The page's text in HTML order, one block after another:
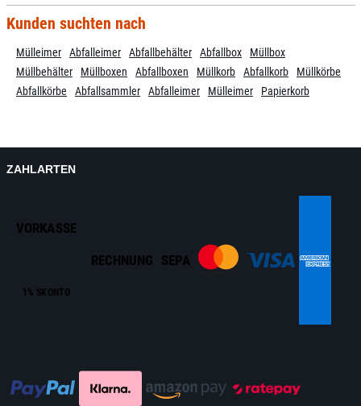
Kunden suchten nach
Mülleimer Abfalleimer Abfallbehälter Abfallbox
Müllbox
Müllbehälter
Müllboxen Abfallboxen Müllkorb Abfallkorb
Müllkörbe
Abfallkörbe
Abfallsammler Abfalleimer Mülleimer Papierkorb
ZAHLARTEN
VORKASSE
1% SKONTO
RECHNUNG SEPA